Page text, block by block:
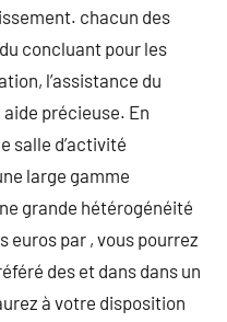
chacun des
concluant pour les
l’assistance du
aide précieuse. En
salle d’activité
large gamme
grande hétérogénéité
euros par , vous pourrez
des et dans dans un
à votre disposition